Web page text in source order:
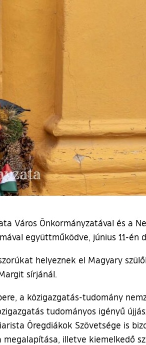
Város Önkormányzatával és a
együttműködve, június 11-én
helyeznek el Magyary
sírjánál.
a közigazgatás-tudomány
tudományos igényű
Öregdiákok Szövetsége is
illetve kiemelkedő